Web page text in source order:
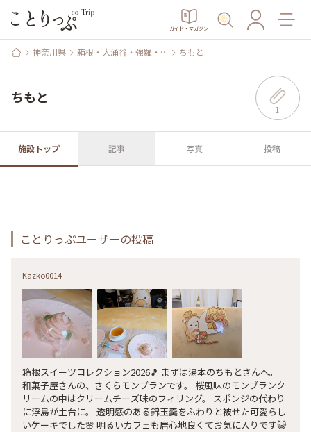
ガイド・マガジン
神奈川県 箱根・大涌谷・強羅・… ちもと
ちもと
1
施設トップ 記事 写真 投稿
ことりっぷユーザーの投稿
Kazko0014
箱根スイーツコレクション2026🎵 まずは湯本のちもとさんへ。
和菓子屋さんの、さくらモンブランです。 桜風味のモンブランク
リームの中はクリームチーズ味のフィリング。 スポンジの代わり
に浮島が土台に。 透明感のある錦玉羹をふわりと被せた可愛らし
いケーキでした🌸 明るいカフェも居心地良くてお気に入りです😺